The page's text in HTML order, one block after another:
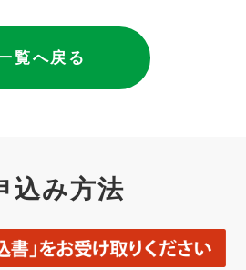
覧へ戻る
込み方法